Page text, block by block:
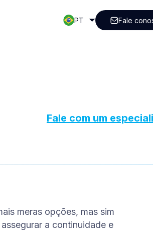
PT Fale
Fale com um
meras opções, mas sim
a continuidade e